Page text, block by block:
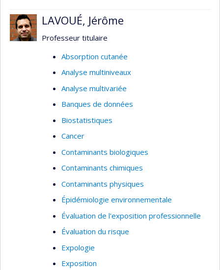
LAVOUÉ, Jérôme
Professeur titulaire
Absorption cutanée
Analyse multiniveaux
Analyse multivariée
Banques de données
Biostatistiques
Cancer
Contaminants biologiques
Contaminants chimiques
Contaminants physiques
Épidémiologie environnementale
Évaluation de l'exposition professionnelle
Évaluation du risque
Expologie
Exposition